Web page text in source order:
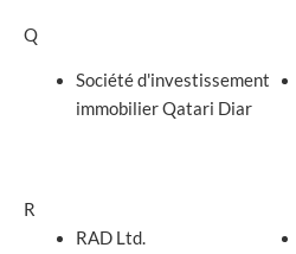
Q
Société d'investissement
immobilier Qatari Diar
R
RAD Ltd.